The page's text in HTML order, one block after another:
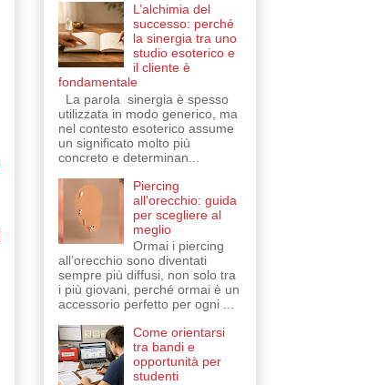
L’alchimia del
successo: perché
la sinergia tra uno
studio esoterico e
il cliente è
fondamentale
La parola sinergia è spesso
utilizzata in modo generico, ma
nel contesto esoterico assume
un significato molto più
concreto e determinan...
Piercing
all'orecchio: guida
per scegliere al
meglio
Ormai i piercing
all’orecchio sono diventati
sempre più diffusi, non solo tra
i più giovani, perché ormai è un
accessorio perfetto per ogni ...
Come orientarsi
tra bandi e
opportunità per
studenti